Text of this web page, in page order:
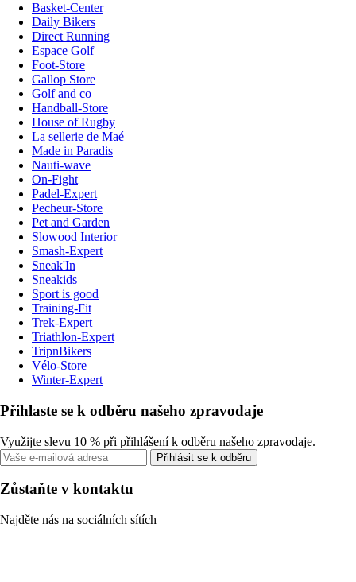
Basket-Center
Daily Bikers
Direct Running
Espace Golf
Foot-Store
Gallop Store
Golf and co
Handball-Store
House of Rugby
La sellerie de Maé
Made in Paradis
Nauti-wave
On-Fight
Padel-Expert
Pecheur-Store
Pet and Garden
Slowood Interior
Smash-Expert
Sneak'In
Sneakids
Sport is good
Training-Fit
Trek-Expert
Triathlon-Expert
TripnBikers
Vélo-Store
Winter-Expert
Přihlaste se k odběru našeho zpravodaje
Využijte slevu 10 % při přihlášení k odběru našeho zpravodaje.
Přihlásit se k odběru
Zůstaňte v kontaktu
Najděte nás na sociálních sítích